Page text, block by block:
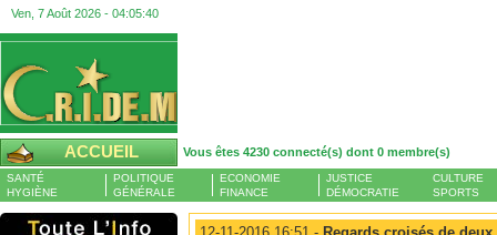
Ven, 7 Août 2026 - 04:05:40
ACCUEIL Vous êtes 4230 connecté(s) dont 0 membre(s)
SANTÉ
HYGIÈNE
POLITIQUE
GÉNÉRALE
ECONOMIE
FINANCE
JUSTICE
DÉMOCRATIE
CULTURE
SPORTS